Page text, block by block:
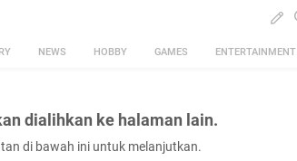
NEWS HOBBY GAMES ENTERTAINMENT
dialihkan ke halaman lain.
di bawah ini untuk melanjutkan.